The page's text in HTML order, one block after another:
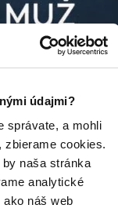
údajmi?
správate, a mohli
zbierame cookies.
naša stránka
analytické
náš web